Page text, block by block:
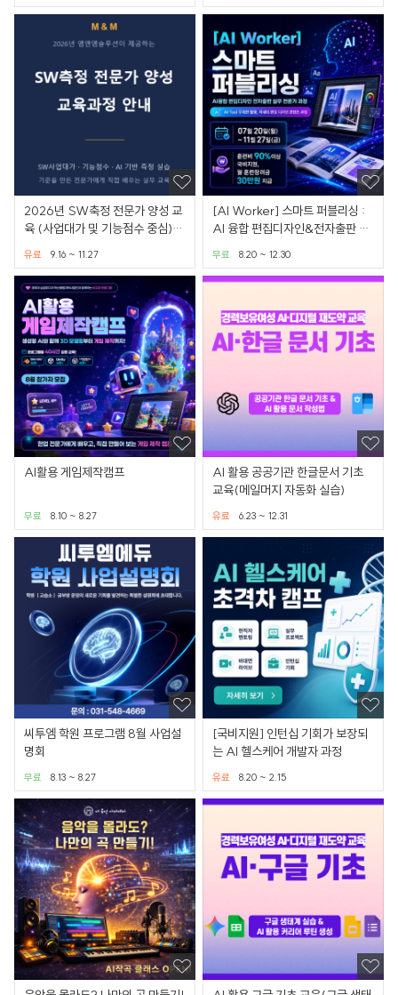
2026년 SW축정 전문가 양성 교
육 (사업대가 및 기능점수 중심)-
하반기 9.16 ~ 11.27
유료
[AI Worker] 스마트 퍼블리싱 :
AI 융합 편집디자인&전자출판 실
8.20 ~ 12.30
무료
AI활용 게임제작캠프
8.10 ~ 8.27
무료
AI 활용 공공기관 한글문서 기초
교육(메일머지 자동화 실습)
6.23 ~ 12.31
유료
씨투엠 학원 프로그램 8월 사업설
명회
8.13 ~ 8.27
무료
[국비지원] 인턴십 기회가 보장되
는 AI 헬스케어 개발자 과정
8.20 ~ 2.15
유료